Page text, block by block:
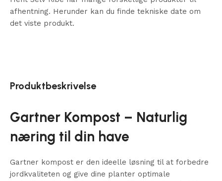
afhentning. Herunder kan du finde tekniske date om
det viste produkt.
Produktbeskrivelse
Gartner Kompost – Naturlig
næring til din have
Gartner kompost er den ideelle løsning til at forbedre
jordkvaliteten og give dine planter optimale